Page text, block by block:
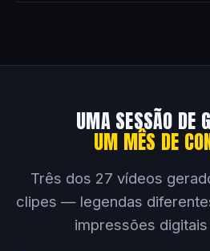
UMA SESSÃO DE
UM MÊS DE
Três dos 27 vídeos
clipes — legendas
impressões